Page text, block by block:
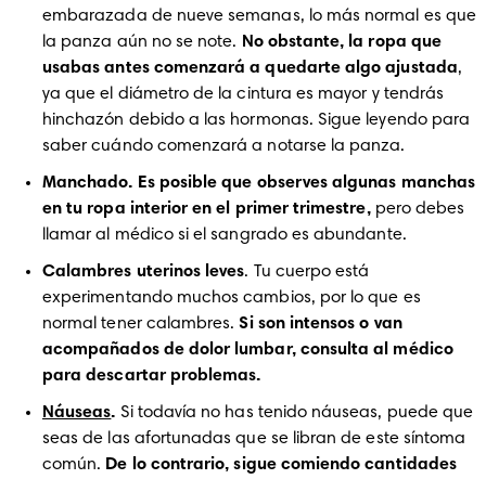
embarazada de nueve semanas, lo más normal es que
la panza aún no se note. No obstante, la ropa que
usabas antes comenzará a quedarte algo ajustada,
ya que el diámetro de la cintura es mayor y tendrás
hinchazón debido a las hormonas. Sigue leyendo para
saber cuándo comenzará a notarse la panza.
Manchado. Es posible que observes algunas manchas
en tu ropa interior en el primer trimestre, pero debes
llamar al médico si el sangrado es abundante.
Calambres uterinos leves. Tu cuerpo está
experimentando muchos cambios, por lo que es
normal tener calambres. Si son intensos o van
acompañados de dolor lumbar, consulta al médico
para descartar problemas.
Náuseas. Si todavía no has tenido náuseas, puede que
seas de las afortunadas que se libran de este síntoma
común. De lo contrario, sigue comiendo cantidades